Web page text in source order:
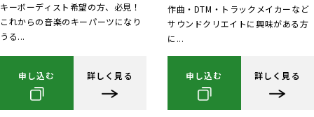
キーボーディスト希望の方、必見！
これからの音楽のキーパーツになり
うる...
申し込む 詳しく見る
作曲・DTM・トラックメイカーなど
サウンドクリエイトに興味がある方
に...
申し込む 詳しく見る